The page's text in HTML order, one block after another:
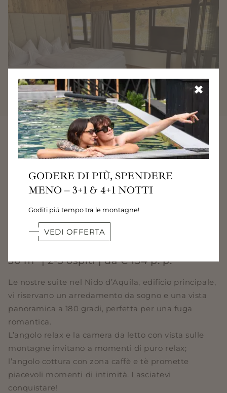
01 / 03
Tempo da godersi in due!
AMUS SUITE NEL NIDO
D’AQUIA, EDIFICIO
PRINCIPALE
50 m² | 2-3 ospiti | da € 154 p. p.
Le nostre suite nel Nido d’Aquila, edificio principale,
vi riservano un arredamento da sogno e una vista
panoramica a 180 gradi, perfetta per una fuga
romantica.
L’angolo relax e la camera da letto con vista sulle
montagne invitano a momenti di puro relax;
l’angolo cottura con zona caffè e tè promette
piacevoli momenti di intimità. Lasciatevi
conquistare!
✖
GODERE DI PIÙ, SPENDERE
MENO – 3+1 & 4+1 NOTTI
Goditi piú tempo tra le montagne!
VEDI OFFERTA